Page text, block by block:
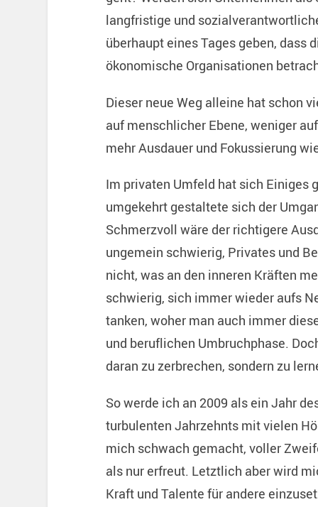
langfristige und
überhaupt eines Tages geben, dass
ökonomische Organisationen
Dieser neue Weg alleine hat schon
auf menschlicher Ebene, weniger
mehr Ausdauer und Fokussierung
Im privaten Umfeld hat sich Einiges
umgekehrt gestaltete sich der
Schmerzvoll wäre der richtigere
ungemein schwierig, Privates und
nicht, was an den inneren Kräften
schwierig, sich immer wieder aufs
tanken, woher man auch immer
und beruflichen Umbruchphase.
daran zu zerbrechen, sondern zu
So werde ich an 2009 als ein Jahr
turbulenten Jahrzehnts mit vielen
mich schwach gemacht, voller
als nur erfreut. Letztlich aber wird
Kraft und Talente für andere